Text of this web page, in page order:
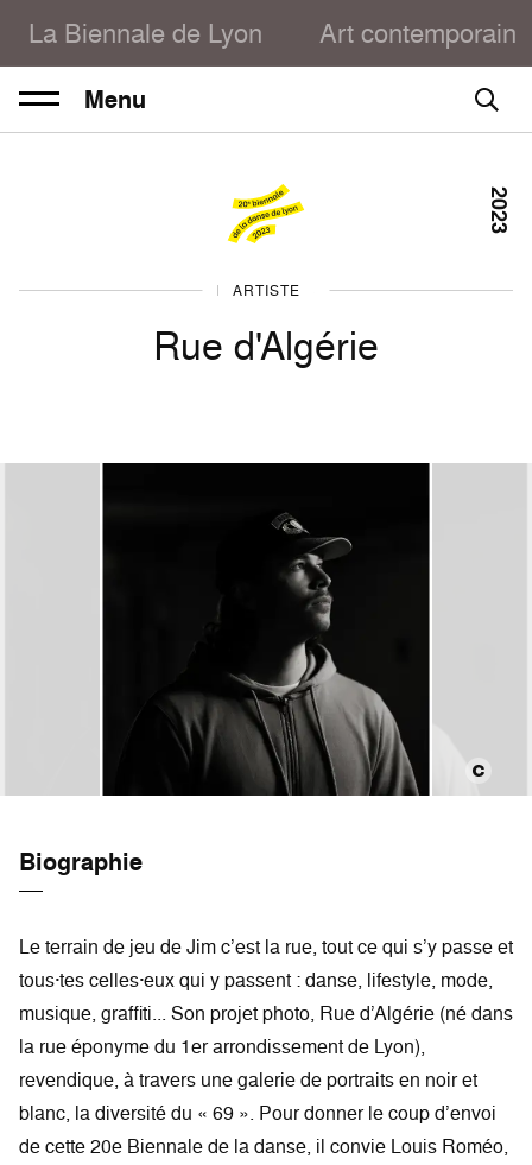
La Biennale de Lyon Art contemporain
Menu
DANSE 2023
ARTISTE
Rue d'Algérie
2023
Biographie
Le terrain de jeu de Jim c’est la rue, tout ce qui s’y passe et
tous·tes celles·eux qui y passent : danse, lifestyle, mode,
musique, graffiti... Son projet photo, Rue d’Algérie (né dans
la rue éponyme du 1er arrondissement de Lyon),
revendique, à travers une galerie de portraits en noir et
blanc, la diversité du « 69 ». Pour donner le coup d’envoi
de cette 20e Biennale de la danse, il convie Louis Roméo,